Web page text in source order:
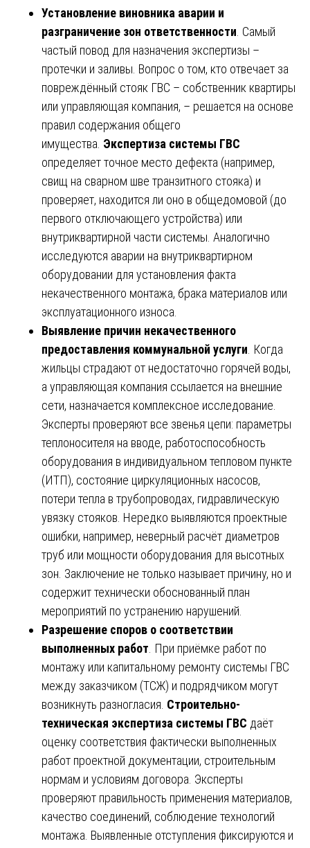
Установление виновника аварии и
разграничение зон ответственности . Самый
частый повод для назначения экспертизы –
протечки и заливы. Вопрос о том, кто отвечает за
повреждённый стояк ГВС – собственник квартиры
или управляющая компания, – решается на основе
правил содержания общего
имущества. Экспертиза системы ГВС
определяет точное место дефекта (например,
свищ на сварном шве транзитного стояка) и
проверяет, находится ли оно в общедомовой (до
первого отключающего устройства) или
внутриквартирной части системы. Аналогично
исследуются аварии на внутриквартирном
оборудовании для установления факта
некачественного монтажа, брака материалов или
эксплуатационного износа.
Выявление причин некачественного
предоставления коммунальной услуги . Когда
жильцы страдают от недостаточно горячей воды,
а управляющая компания ссылается на внешние
сети, назначается комплексное исследование.
Эксперты проверяют все звенья цепи: параметры
теплоносителя на вводе, работоспособность
оборудования в индивидуальном тепловом пункте
(ИТП), состояние циркуляционных насосов,
потери тепла в трубопроводах, гидравлическую
увязку стояков. Нередко выявляются проектные
ошибки, например, неверный расчёт диаметров
труб или мощности оборудования для высотных
зон. Заключение не только называет причину, но и
содержит технически обоснованный план
мероприятий по устранению нарушений.
Разрешение споров о соответствии
выполненных работ . При приёмке работ по
монтажу или капитальному ремонту системы ГВС
между заказчиком (ТСЖ) и подрядчиком могут
возникнуть разногласия. Строительно-
техническая экспертиза системы ГВС даёт
оценку соответствия фактически выполненных
работ проектной документации, строительным
нормам и условиям договора. Эксперты
проверяют правильность применения материалов,
качество соединений, соблюдение технологий
монтажа. Выявленные отступления фиксируются и